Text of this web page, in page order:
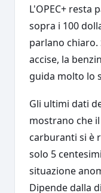
L'OPEC+ resta
sopra i 100
parlano
accise, la
guida molto lo
Gli ultimi dati
mostrano che
carburanti si è
solo 5
situazione
Dipende dalla